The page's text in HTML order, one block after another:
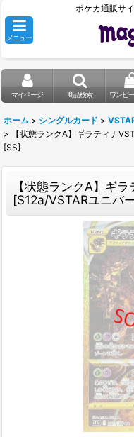
ポケカ通販サ
メニュー
マイページ 商品検索 ワンピ
ホーム > シングルカード >
>
【状態ランクA】ギラティナ
[SS]
【状態ランクA】ギ
[S12a/VSTARユニバ